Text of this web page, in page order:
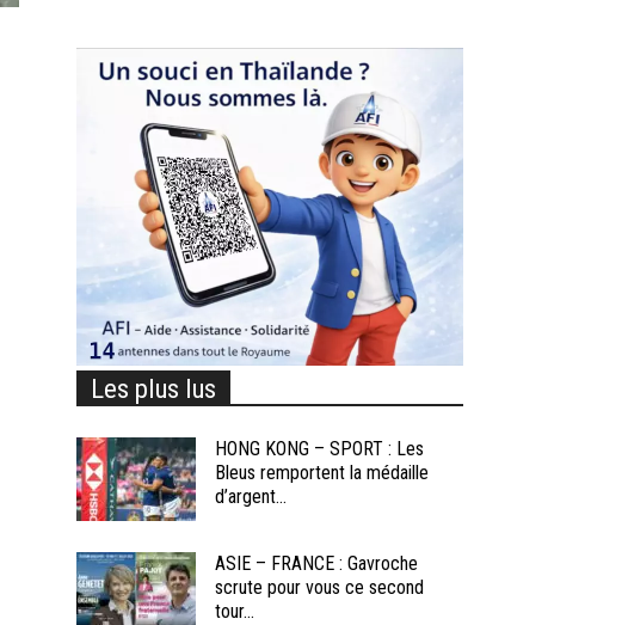
Les plus lus
HONG KONG – SPORT : Les
Bleus remportent la médaille
d’argent...
ASIE – FRANCE : Gavroche
scrute pour vous ce second
tour...